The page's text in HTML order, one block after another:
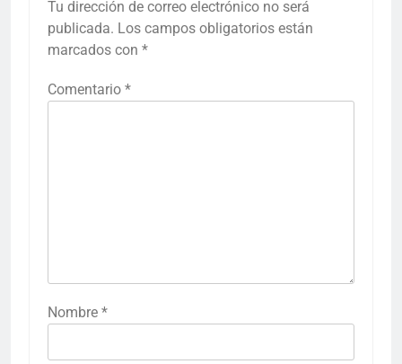
Tu dirección de correo electrónico no será
publicada. Los campos obligatorios están
marcados con *
Comentario *
Nombre *